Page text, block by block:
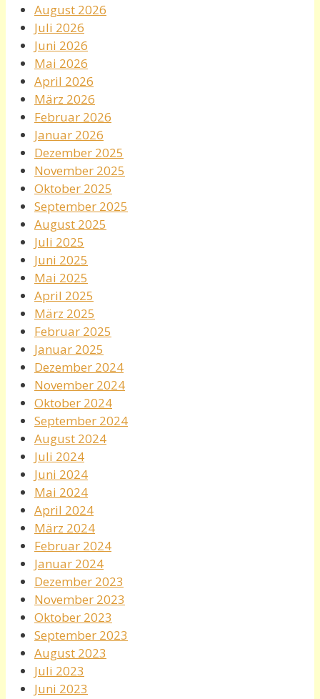
August 2026
Juli 2026
Juni 2026
Mai 2026
April 2026
März 2026
Februar 2026
Januar 2026
Dezember 2025
November 2025
Oktober 2025
September 2025
August 2025
Juli 2025
Juni 2025
Mai 2025
April 2025
März 2025
Februar 2025
Januar 2025
Dezember 2024
November 2024
Oktober 2024
September 2024
August 2024
Juli 2024
Juni 2024
Mai 2024
April 2024
März 2024
Februar 2024
Januar 2024
Dezember 2023
November 2023
Oktober 2023
September 2023
August 2023
Juli 2023
Juni 2023